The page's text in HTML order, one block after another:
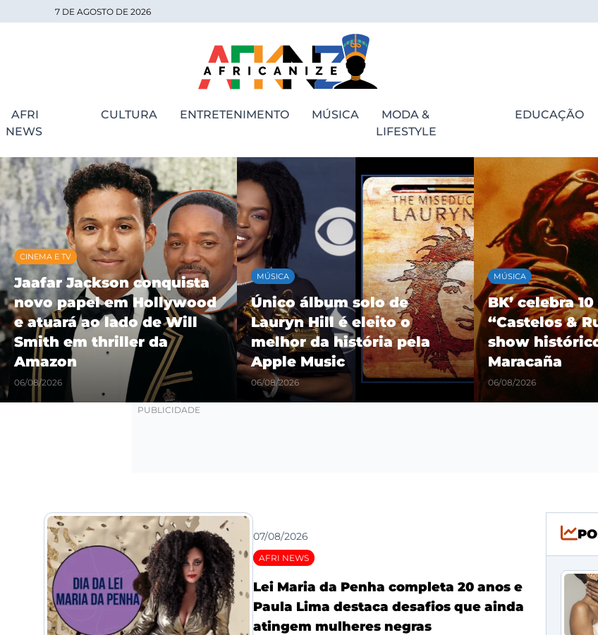
7 DE AGOSTO DE 2026
AFRI
NEWS
CULTURA ENTRETENIMENTO MÚSICA
MODA &
LIFESTYLE
EDUCAÇÃO
MÚSICA
Único álbum solo de
Lauryn Hill é eleito o
melhor da história pela
Apple Music
06/08/2026
MÚSICA
BK’ celebra 10 anos de
“Castelos & Ruínas” com
show histórico no
Maracaña
06/08/2026
ESPORTES
Fim das
Jr. renova
Madrid até
06/08/2026
07/08/2026
AFRI NEWS
Lei Maria da Penha completa 20 anos e
Paula Lima destaca desafios que ainda
atingem mulheres negras